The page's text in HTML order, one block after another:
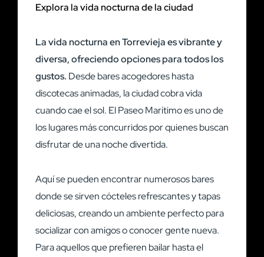
Explora la vida nocturna de la ciudad
La vida nocturna en Torrevieja es vibrante y
diversa, ofreciendo opciones para todos los
gustos. Desde bares acogedores hasta
discotecas animadas, la ciudad cobra vida
cuando cae el sol. El Paseo Marítimo es uno de
los lugares más concurridos por quienes buscan
disfrutar de una noche divertida.
Aquí se pueden encontrar numerosos bares
donde se sirven cócteles refrescantes y tapas
deliciosas, creando un ambiente perfecto para
socializar con amigos o conocer gente nueva.
Para aquellos que prefieren bailar hasta el